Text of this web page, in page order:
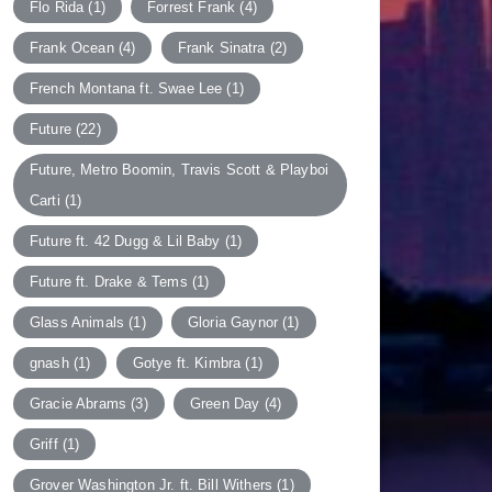
Flo Rida (1) Forrest Frank (4)
Frank Ocean(4) Frank Sinatra (2)
French Montana ft. Swae Lee (1)
Future(22)
Future, Metro Boomin, Travis Scott & Playboi
Carti (1)
Future ft. 42 Dugg & Lil Baby (1)
Future ft. Drake & Tems (1)
Glass Animals (1) Gloria Gaynor (1)
gnash(1) Gotye ft. Kimbra (1)
Gracie Abrams (3) Green Day (4)
Griff(1)
Grover Washington Jr. ft. Bill Withers (1)